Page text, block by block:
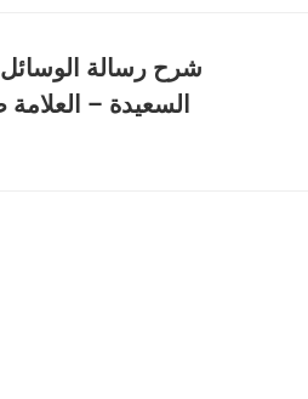
شرح رسالة الوسائل
السعيدة –